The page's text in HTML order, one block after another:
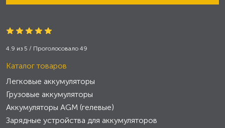
4.9 из 5 / Проголосовало 49
Каталог товаров
Легковые аккумуляторы
Грузовые аккумуляторы
Аккумуляторы AGM (гелевые)
Зарядные устройства для аккумуляторов